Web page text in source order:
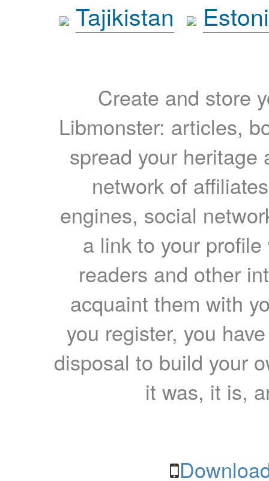
Tajikistan
Create and store
Libmonster: articles,
spread your heritage
network of
engines, social
a link to your
readers and other
acquaint them with
you register, you
disposal to build your
it was, it is,